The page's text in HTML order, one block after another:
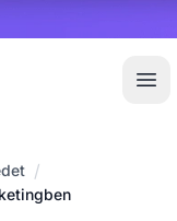
/